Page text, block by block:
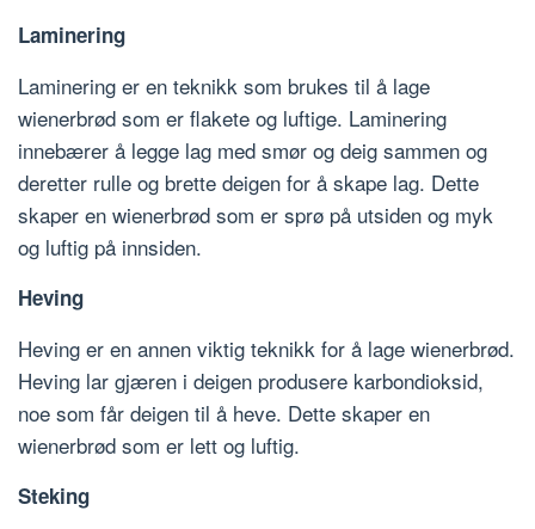
Laminering
Laminering er en teknikk som brukes til å lage
wienerbrød som er flakete og luftige. Laminering
innebærer å legge lag med smør og deig sammen og
deretter rulle og brette deigen for å skape lag. Dette
skaper en wienerbrød som er sprø på utsiden og myk
og luftig på innsiden.
Heving
Heving er en annen viktig teknikk for å lage wienerbrød.
Heving lar gjæren i deigen produsere karbondioksid,
noe som får deigen til å heve. Dette skaper en
wienerbrød som er lett og luftig.
Steking